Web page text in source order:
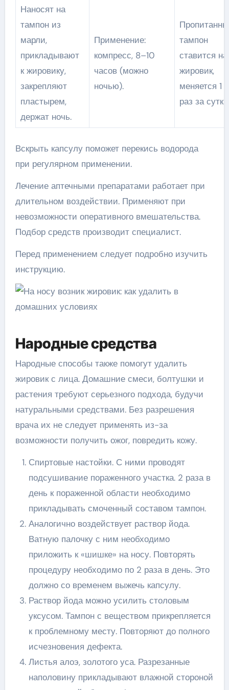
Наносят на
тампон из
марли,
прикладывают
к жировику,
закрепляют
пластырем,
держат ночь.
Применение:
компресс, 8–10
часов (можно
ночью).
тампон
ставится на
жировик,
меняется 1
раз за
Вскрыть капсулу поможет перекись водорода
при регулярном применении.
Лечение аптечными препаратами работает при
длительном воздействии. Применяют при
невозможности оперативного вмешательства.
Подбор средств производит специалист.
Перед применением следует подробно изучить
инструкцию.
Народные средства
Народные способы также помогут удалить
жировик с лица. Домашние смеси, болтушки и
растения требуют серьезного подхода, будучи
натуральными средствами. Без разрешения
врача их не следует применять из-за
возможности получить ожог, повредить кожу.
Спиртовые настойки. С ними проводят
подсушивание пораженного участка. 2 раза в
день к пораженной области необходимо
прикладывать смоченный составом тампон.
Аналогично воздействует раствор йода.
Ватную палочку с ним необходимо
приложить к «шишке» на носу. Повторять
процедуру необходимо по 2 раза в день. Это
должно со временем выжечь капсулу.
Раствор йода можно усилить столовым
уксусом. Тампон с веществом прикрепляется
к проблемному месту. Повторяют до полного
исчезновения дефекта.
Листья алоэ, золотого уса. Разрезанные
наполовину прикладывают влажной стороной